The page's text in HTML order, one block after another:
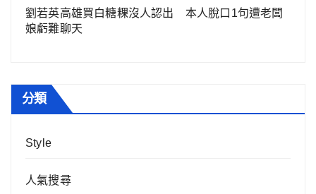
劉若英高雄買白糖粿沒人認出 本人脫口1句遭老闆
娘虧難聊天
分類
Style
人氣搜尋